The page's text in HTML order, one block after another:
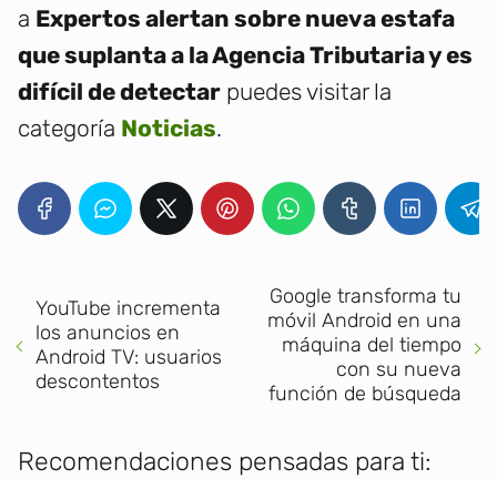
a Expertos alertan sobre nueva estafa
que suplanta a la Agencia Tributaria y es
difícil de detectar puedes visitar la
categoría Noticias.
YouTube incrementa
los anuncios en
Android TV: usuarios
descontentos
Google transforma tu
móvil Android en una
máquina del tiempo
con su nueva
función de búsqueda
Recomendaciones pensadas para ti: